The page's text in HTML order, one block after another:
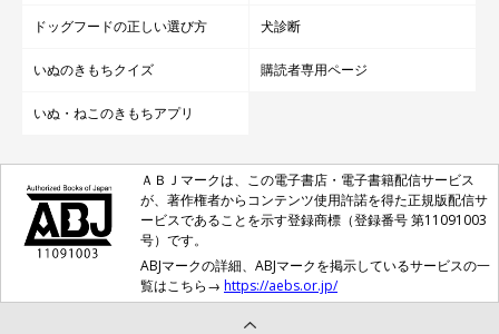
ドッグフードの正しい選び方 犬診断
いぬのきもちクイズ 購読者専用ページ
いぬ・ねこのきもちアプリ
ＡＢＪマークは、この電子書店・電子書籍配信サービス
が、著作権者からコンテンツ使用許諾を得た正規版配信サ
ービスであることを示す登録商標（登録番号 第11091003
号）です。
ABJマークの詳細、ABJマークを掲示しているサービスの一
覧はこちら→ https://aebs.or.jp/